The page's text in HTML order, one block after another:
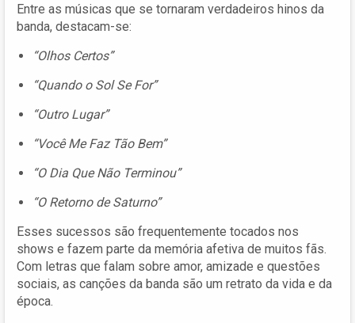
Entre as músicas que se tornaram verdadeiros hinos da
banda, destacam-se:
“Olhos Certos”
“Quando o Sol Se For”
“Outro Lugar”
“Você Me Faz Tão Bem”
“O Dia Que Não Terminou”
“O Retorno de Saturno”
Esses sucessos são frequentemente tocados nos
shows e fazem parte da memória afetiva de muitos fãs.
Com letras que falam sobre amor, amizade e questões
sociais, as canções da banda são um retrato da vida e da
época.